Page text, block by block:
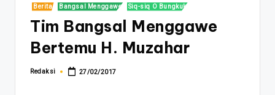
Posted
in
Bangsal Menggawe
Berita Siq-siq O Bungkuk
Tim Bangsal Menggawe
Bertemu H. Muzahar
Posted
Redaksi 27/02/2017